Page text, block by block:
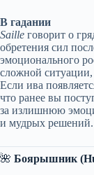
В гадании
Saille говорит о
обретения сил
эмоционального
сложной ситуации,
Если ива
что ранее вы
за излишнюю
и мудрых решений.
🌺 Боярышник